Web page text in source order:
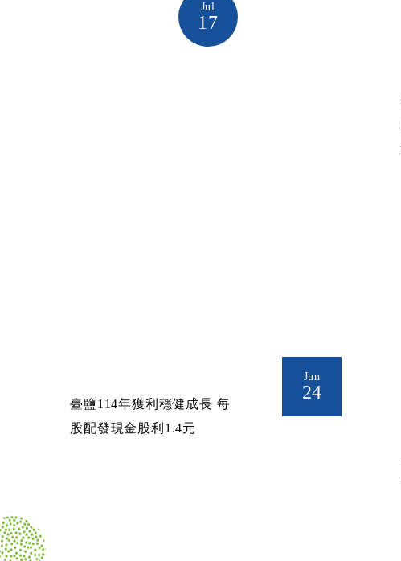
Jul
17
Jun
24
臺鹽114年獲利穩健成長 每
股配發現金股利1.4元